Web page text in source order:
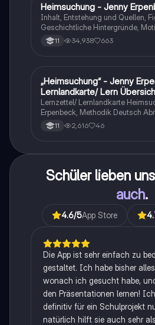
Deutsch
Heimsuchung - Jenny
Inhalt, Entstehung und Quellen,
Geschichtliche Hintergründe,
stil 11 34,938 663
Deutsch
„Heimsuchung“ - Jenny
Lernlandkarte/ Lern
Lernzettel/ Lernlandkarte
Erpenbeck, Methodik Deutsch
11 2,616 46
Schüler lieben
auch.
4.6/5App Store
Die App ist sehr einfach zu
gestaltet. Ich habe bisher
wonach ich gesucht habe,
den Präsentationen lernen!
definitiv für ein Schulprojekt
natürlich hilft sie auch sehr